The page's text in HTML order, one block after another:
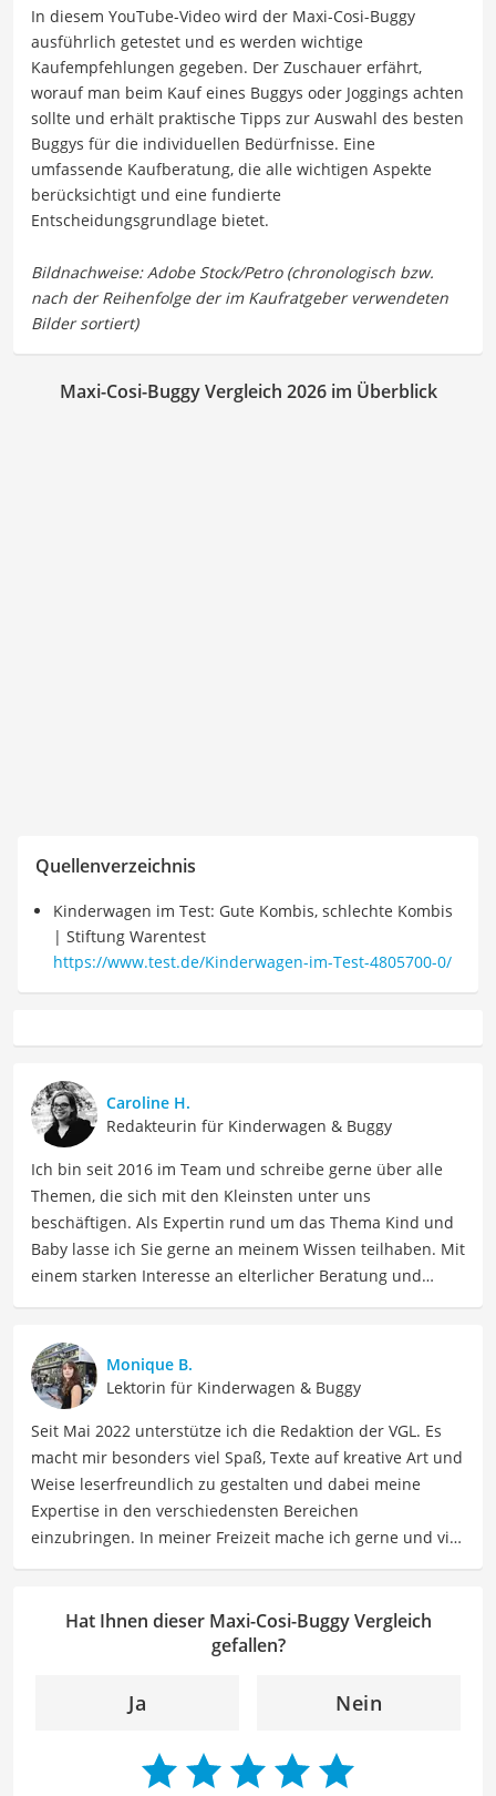
In diesem YouTube-Video wird der Maxi-Cosi-Buggy
ausführlich getestet und es werden wichtige
Kaufempfehlungen gegeben. Der Zuschauer erfährt,
worauf man beim Kauf eines Buggys oder Joggings achten
sollte und erhält praktische Tipps zur Auswahl des besten
Buggys für die individuellen Bedürfnisse. Eine
umfassende Kaufberatung, die alle wichtigen Aspekte
berücksichtigt und eine fundierte
Entscheidungsgrundlage bietet.
Maxi-Cosi-Buggy Vergleich 2026 im Überblick
Quellenverzeichnis
Kinderwagen im Test: Gute Kombis, schlechte Kombis
| Stiftung Warentest
https://www.test.de/Kinderwagen-im-Test-4805700-0/
Caroline H.
Redakteurin für Kinderwagen & Buggy
Ich bin seit 2016 im Team und schreibe gerne über alle
Themen, die sich mit den Kleinsten unter uns
beschäftigen. Als Expertin rund um das Thema Kind und
Baby lasse ich Sie gerne an meinem Wissen teilhaben. Mit
einem starken Interesse an elterlicher Beratung und
behandeln Themen wie Kindergesundheit, Ernährung,
Entwicklungsmilestones sowie Elternschaft, um Eltern
dabei zu unterstützen, ihre Kinder optimal zu
unterstützen und zu fördern.
Der Maxi-Cosi-Buggy-Vergleich ist aus unserer Sicht
besonders empfehlenswert fürElternundKleinkinder
Monique B.
Lektorin für Kinderwagen & Buggy
Seit Mai 2022 unterstütze ich die Redaktion der VGL. Es
macht mir besonders viel Spaß, Texte auf kreative Art und
Weise leserfreundlich zu gestalten und dabei meine
Expertise in den verschiedensten Bereichen
einzubringen. In meiner Freizeit mache ich gerne und viel
Klarheit, Verständlichkeit und stilistische Korrektheit zu
überprüfen. Mein Ziel ist es dabei, die Qualität und den
angenehme Leseerfahrung zu bieten. Durch meine
beitragen, dass die Inhalte unserer Redaktion optimal
präsentiert werden und ihre volle Wirkung entfalten.
Hat Ihnen dieser Maxi-Cosi-Buggy Vergleich
gefallen?
Ja Nein